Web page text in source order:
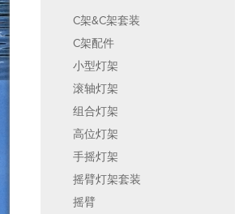
C架&C架套装
C架配件
小型灯架
滚轴灯架
组合灯架
高位灯架
手摇灯架
摇臂灯架套装
摇臂